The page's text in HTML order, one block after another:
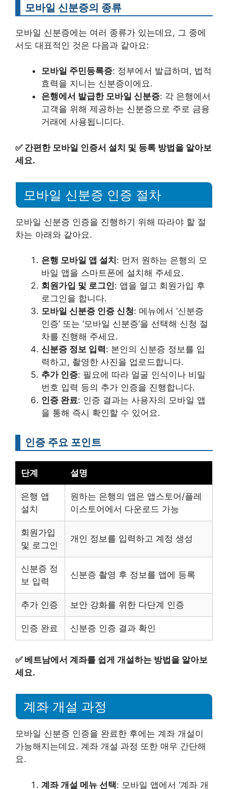
모바일 신분증의 종류
모바일 신분증에는 여러 종류가 있는데요, 그 중에
서도 대표적인 것은 다음과 같아요:
모바일 주민등록증: 정부에서 발급하며, 법적
효력을 지니는 신분증이에요.
은행에서 발급한 모바일 신분증: 각 은행에서
고객을 위해 제공하는 신분증으로 주로 금융
거래에 사용됩니디다.
✅ 간편한 모바일 인증서 설치 및 등록 방법을 알아보
세요.
모바일 신분증 인증 절차
모바일 신분증 인증을 진행하기 위해 따라야 할 절
차는 아래와 같아요.
은행 모바일 앱 설치 : 먼저 원하는 은행의 모
바일 앱을 스마트폰에 설치해 주세요.
회원가입 및 로그인: 앱을 열고 회원가입 후
로그인을 합니다.
모바일 신분증 인증 신청: 메뉴에서 ‘신분증
인증’ 또는 ‘모바일 신분증’을 선택해 신청 절
차를 진행해 주세요.
신분증 정보 입력: 본인의 신분증 정보를 입
력하고, 촬영한 사진을 업로드합니다.
추가 인증: 필요에 따라 얼굴 인식이나 비밀
번호 입력 등의 추가 인증을 진행합니다.
인증 완료: 인증 결과는 사용자의 모바일 앱
을 통해 즉시 확인할 수 있어요.
인증 주요 포인트
단계 설명
은행 앱
설치
원하는 은행의 앱은 앱스토어/플레
이스토어에서 다운로드 가능
회원가입
및 로그인
개인 정보를 입력하고 계정 생성
신분증 정
보 입력
신분증 촬영 후 정보를 앱에 등록
추가 인증 보안 강화를 위한 다단계 인증
인증 완료 신분증 인증 결과 확인
✅ 베트남에서 계좌를 쉽게 개설하는 방법을 알아보
세요.
계좌 개설 과정
모바일 신분증 인증을 완료한 후에는 계좌 개설이
가능해지는데요. 계좌 개설 과정 또한 매우 간단해
요.
계좌 개설 메뉴 선택: 모바일 앱에서 ‘계좌 개